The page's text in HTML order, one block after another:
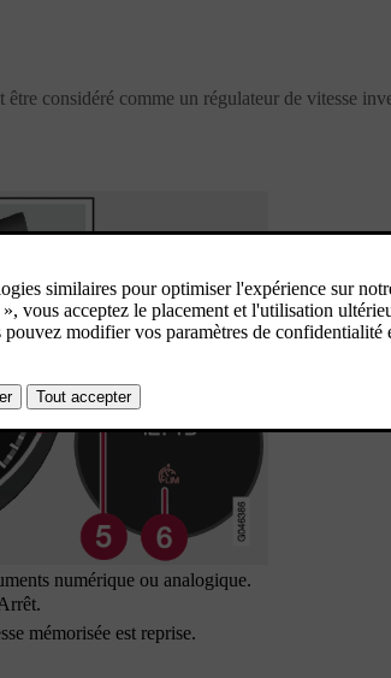
considéré comme un régulateur de vitesse
numérique ou analogique.
mémorisée est reprise.